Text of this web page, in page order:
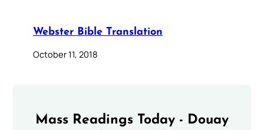
Webster Bible Translation
October 11, 2018
Mass Readings Today - Douay